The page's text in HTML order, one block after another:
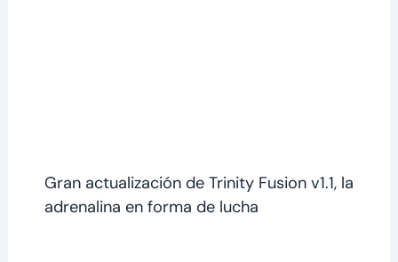
Gran actualización de Trinity Fusion v1.1, la
adrenalina en forma de lucha